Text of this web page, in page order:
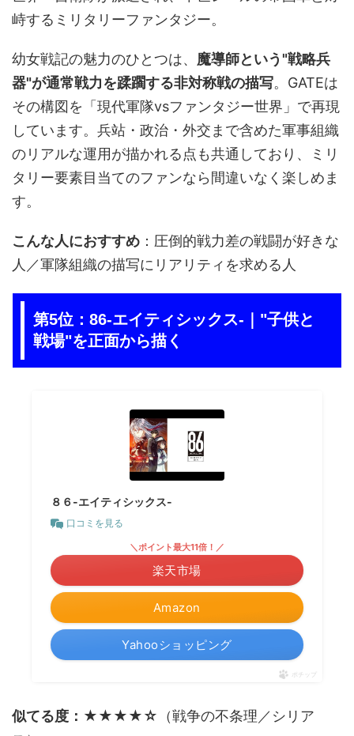
峙するミリタリーファンタジー。
幼女戦記の魅力のひとつは、 魔導師という"戦略兵
器"が通常戦力を蹂躙する非対称戦の描写。GATEは
その構図を「現代軍隊vsファンタジー世界」で再現
しています。兵站・政治・外交まで含めた軍事組織
のリアルな運用が描かれる点も共通しており、ミリ
タリー要素目当てのファンなら間違いなく楽しめま
す。
こんな人におすすめ ：圧倒的戦力差の戦闘が好きな
人／軍隊組織の描写にリアリティを求める人
第5位：86-エイティシックス-｜"子供と
戦場"を正面から描く
８６-エイティシックス-
口コミを見る
Amazon
＼ポイント最大11倍！／
楽天市場
Yahooショッピング
ポチップ
似てる度：★★★★☆ （戦争の不条理／シリア